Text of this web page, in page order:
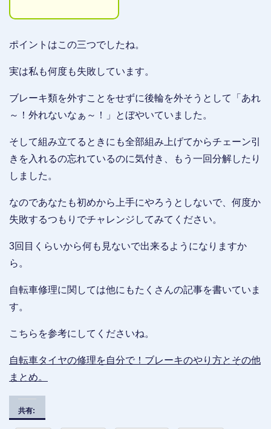
ポイントはこの三つでしたね。
実は私も何度も失敗しています。
ブレーキ類を外すことをせずに後輪を外そうとして「あれ
～！外れないなぁ～！」とぼやいていました。
そして組み立てるときにも全部組み上げてからチェーン引
きを入れるの忘れているのに気付き、もう一回分解したり
しました。
なのであなたも初めから上手にやろうとしないで、何度か
失敗するつもりでチャレンジしてみてください。
3回目くらいから何も見ないで出来るようになりますか
ら。
自転車修理に関しては他にもたくさんの記事を書いていま
す。
こちらを参考にしてくださいね。
自転車タイヤの修理を自分で！ブレーキのやり方とその他
まとめ。
共有: